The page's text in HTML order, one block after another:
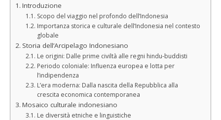
Introduzione
Scopo del viaggio nel profondo dell’Indonesia
Importanza storica e culturale dell’Indonesia nel contesto
globale
Storia dell’Arcipelago Indonesiano
Le origini: Dalle prime civiltà alle regni hindu-buddisti
Periodo coloniale: Influenza europea e lotta per
l’indipendenza
L’era moderna: Dalla nascita della Repubblica alla
crescita economica contemporanea
Mosaico culturale indonesiano
Le diversità etniche e linguistiche